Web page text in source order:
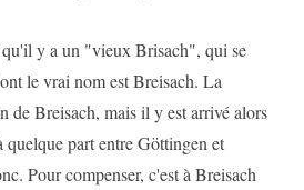
qu'il y a un "vieux Brisach", qui se
le vrai nom est Breisach. La
de Breisach, mais il y est arrivé alors
quelque part entre Göttingen et
Pour compenser, c'est à Breisach